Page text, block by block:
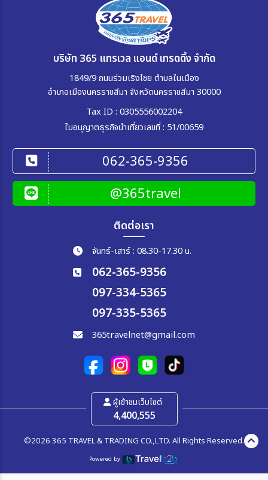
บริษัท 365 แทรเวล แอนด์ เทรดดิ้ง จำกัด
1849/9 ถนนร่วมเริงไชย ตำบลในเมือง
อำเภอเมืองนครราชสีมา จังหวัดนครราชสีมา 30000
Tax ID : 0305556002204
ใบอนุญาตธุรกิจนำเที่ยวเลขที่ : 51/00659
062-365-9356
@365travel
ติดต่อเรา
จันทร์-เสาร์ : 08.30-17.30 น.
062-365-9356
097-334-5365
097-335-5365
365travelnet@gmail.com
ผู้เข้าชมเว็บไซต์
4,400,555
©2026 365 TRAVEL & TRADING CO.,LTD. All Rights Reserved.
Powered by